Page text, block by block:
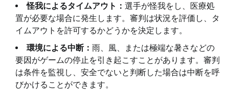
怪我によるタイムアウト： 選手が怪我をし、医療処
置が必要な場合に発生します。審判は状況を評価し、タ
イムアウトを許可するかどうかを決定します。
環境による中断： 雨、風、または極端な暑さなどの
要因がゲームの停止を引き起こすことがあります。審判
は条件を監視し、安全でないと判断した場合は中断を呼
びかけることができます。